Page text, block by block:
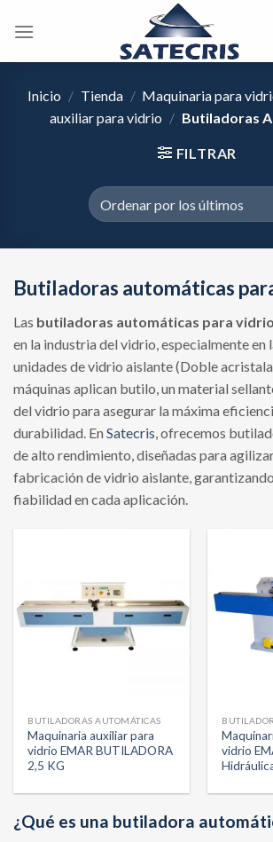
Inicio / Tienda / Maquinaria para
auxiliar para vidrio / Butiladoras
FILTRAR
Butiladoras automáticas
Las butiladoras automáticas para vidrio
en la industria del vidrio, especialmente en
unidades de vidrio aislante (Doble
máquinas aplican butilo, un material
del vidrio para asegurar la máxima
durabilidad. En Satecris, ofrecemos
de alto rendimiento, diseñadas para
fabricación de vidrio aislante,
fiabilidad en cada aplicación.
BUTILADORAS AUTOMÁTICAS
Maquinaria auxiliar para
vidrio EMAR BUTILADORA
2,5 KG
vidrio
¿Qué es una butiladora